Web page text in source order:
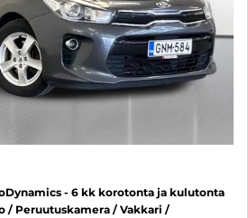
- 6 kk korotonta ja kulutonta
/ Peruutuskamera / Vakkari /